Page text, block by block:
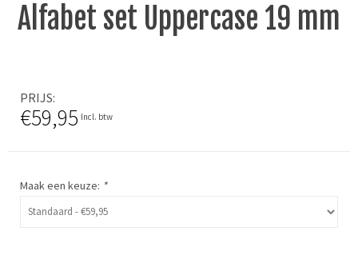
Alfabet set Uppercase 19 mm
PRIJS
€59,95 Incl. btw
Maak een keuze: *